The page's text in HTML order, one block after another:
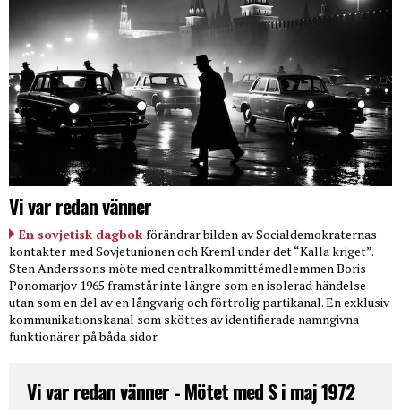
Vi var redan vänner
En sovjetisk dagbok förändrar bilden av Socialdemokraternas
kontakter med Sovjetunionen och Kreml under det “Kalla kriget”.
Sten Anderssons möte med centralkommittémedlemmen Boris
Ponomarjov 1965 framstår inte längre som en isolerad händelse
utan som en del av en långvarig och förtrolig partikanal. En exklusiv
kommunikationskanal som sköttes av identifierade namngivna
funktionärer på båda sidor.
Vi var redan vänner - Mötet med S i maj 1972